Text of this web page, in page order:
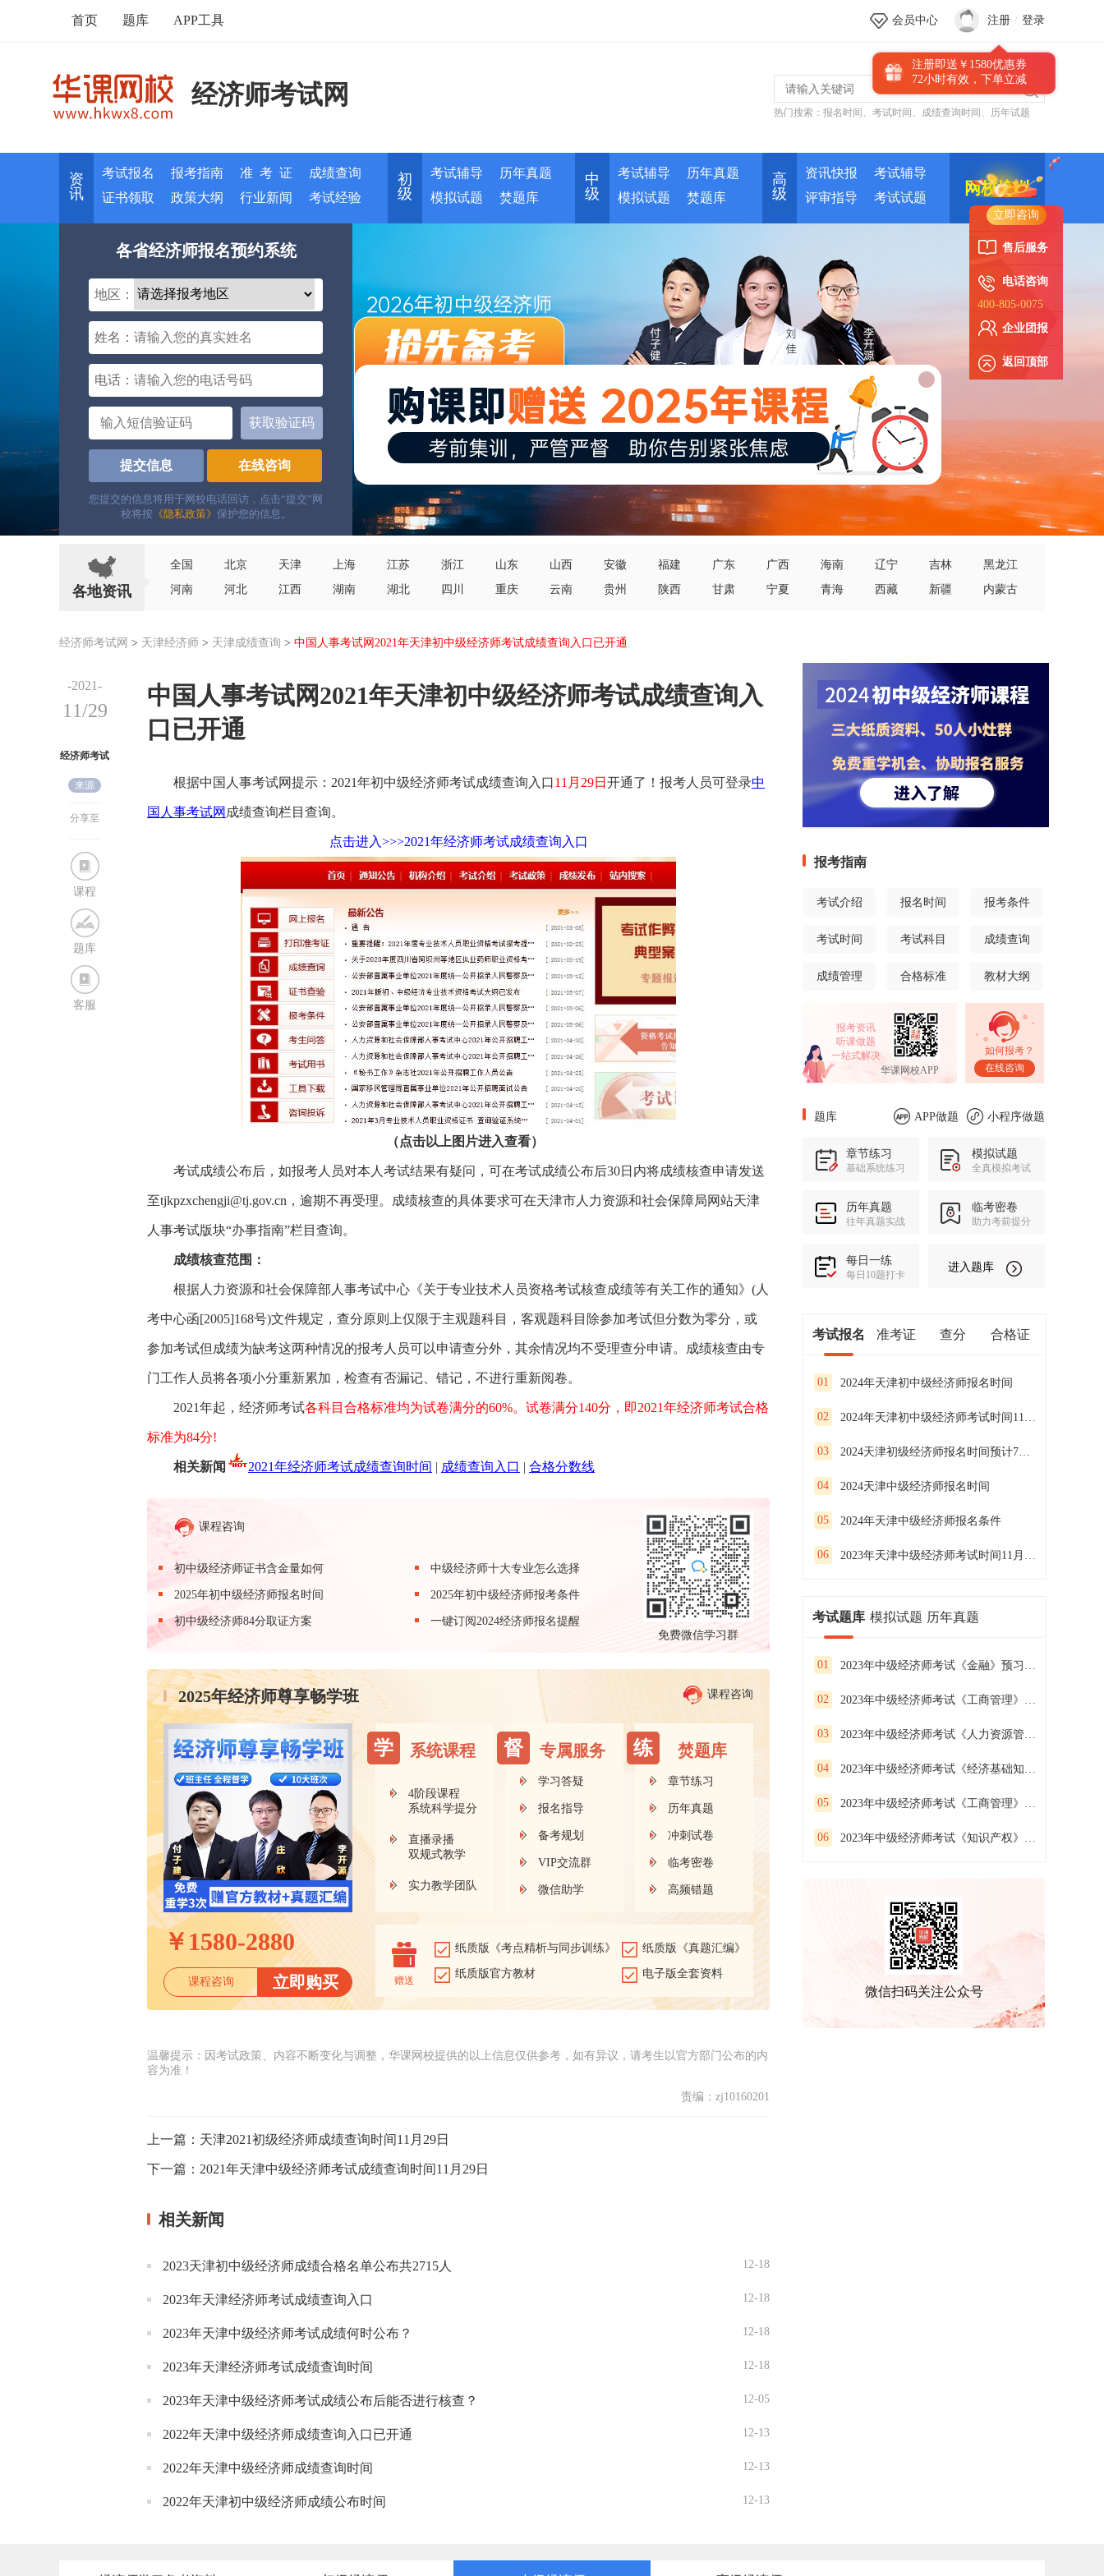
立即咨询
售后服务
电话咨询
400-805-0075
企业团报
返回顶部
首页 题库 APP工具 会员中心 注册 / 登录
注册即送￥1580优惠券
72小时有效，下单立减
经济师考试网
热门搜索： 报名时间 、 考试时间 、 成绩查询时间 、 历年试题
资
讯
考试报名 报考指南 准 考 证
成绩查询
证书领取
政策大纲 行业新闻 考试经验
初
级
考试辅导
历年真题
模拟试题
焚题库
中
级
考试辅导
历年真题
模拟试题
焚题库
高
级
资讯快报
考试辅导
评审指导
考试试题
网校培训
各省经济师报名预约系统
地区：
姓名：
电话：
获取验证码
提交信息 在线咨询
您提交的信息将用于网校电话回访，点击“提交”网
校将按 《隐私政策》 保护您的信息。
各地资讯
全国 北京 天津 上海 江苏 浙江 山东 山西 安徽 福建 广东 广西 海南 辽宁 吉林
黑龙江
河南
河北 江西 湖南 湖北 四川 重庆 云南 贵州 陕西 甘肃 宁夏 青海 西藏 新疆 内蒙古
经济师考试网 > 天津经济师 > 天津成绩查询 > 中国人事考试网2021年天津初中级经济师考试成绩查询入口已开通
-2021-
11/29
经济师考试
网
来源
分享至
课程
题库
客服
中国人事考试网2021年天津初中级经济师考试成绩查询入
口已开通
根据中国人事考试网提示：2021年初中级经济师考试成绩查询入口11月29日 开通了！报考人员可登录中
国人事考试网 成绩查询栏目查询。
点击进入>>>2021年经济师考试成绩查询入口
（点击以上图片进入查看）
考试成绩公布后，如报考人员对本人考试结果有疑问，可在考试成绩公布后30日内将成绩核查申请发送
至tjkpzxchengji@tj.gov.cn，逾期不再受理。成绩核查的具体要求可在天津市人力资源和社会保障局网站天津
人事考试版块“办事指南”栏目查询。
成绩核查范围：
根据人力资源和社会保障部人事考试中心《关于专业技术人员资格考试核查成绩等有关工作的通知》(人
考中心函[2005]168号)文件规定，查分原则上仅限于主观题科目，客观题科目除参加考试但分数为零分，或
参加考试但成绩为缺考这两种情况的报考人员可以申请查分外，其余情况均不受理查分申请。成绩核查由专
门工作人员将各项小分重新累加，检查有否漏记、错记，不进行重新阅卷。
2021年起，经济师考试各科目合格标准均为试卷满分的60%。试卷满分140分，即2021年经济师考试合格
标准为84分!
相关新闻 2021年经济师考试成绩查询时间 | 成绩查询入口 | 合格分数线
课程咨询
初中级经济师证书含金量如何 中级经济师十大专业怎么选择
2025年初中级经济师报名时间 2025年初中级经济师报考条件
初中级经济师84分取证方案
一键订阅2024经济师报名提醒
免费微信学习群
2025年经济师尊享畅学班 课程咨询
￥ 1580-2880
课程咨询 立即购买
学 系统课程
4阶段课程
系统科学提分
直播录播
双规式教学
实力教学团队
督 专属服务
学习答疑
报名指导
备考规划
VIP交流群
微信助学
练 焚题库
章节练习
历年真题
冲刺试卷
临考密卷
高频错题
赠送
纸质版《考点精析与同步训练》 纸质版《真题汇编》
纸质版官方教材 电子版全套资料
温馨提示：因考试政策、内容不断变化与调整，华课网校提供的以上信息仅供参考，如有异议，请考生以官方部门公布的内
容为准！
责编：zj10160201
上一篇： 天津2021初级经济师成绩查询时间11月29日
下一篇： 2021年天津中级经济师考试成绩查询时间11月29日
相关新闻
2023天津初中级经济师成绩合格名单公布共2715人 12-18
2023年天津经济师考试成绩查询入口 12-18
2023年天津中级经济师考试成绩何时公布？ 12-18
2023年天津经济师考试成绩查询时间 12-18
2023年天津中级经济师考试成绩公布后能否进行核查？ 12-05
2022年天津中级经济师成绩查询入口已开通 12-13
2022年天津中级经济师成绩查询时间 12-13
2022年天津初中级经济师成绩公布时间 12-13
报考指南
考试介绍 报名时间 报考条件
考试时间 考试科目 成绩查询
成绩管理 合格标准 教材大纲
报考资讯
听课做题
一站式解决
华课网校APP
如何报考？
在线咨询
题库 APP做题 小程序做题
章节练习
基础系统练习
模拟试题
全真模拟考试
历年真题
往年真题实战
临考密卷
助力考前提分
每日一练
每日10题打卡
进入题库
考试报名 准考证 查分 合格证
01 2024年天津初中级经济师报名时间
02 2024年天津初中级经济师考试时间11月16、17日
03 2024天津初级经济师报名时间预计7月底开始
04 2024天津中级经济师报名时间
05 2024年天津中级经济师报名条件
06 2023年天津中级经济师考试时间11月11、12日
考试题库 模拟试题 历年真题
01 2023年中级经济师考试《金融》预习试卷（二）
02 2023年中级经济师考试《工商管理》预习试卷（一）
03 2023年中级经济师考试《人力资源管理》预习试卷（三）
04 2023年中级经济师考试《经济基础知识》预习试卷（二）
05 2023年中级经济师考试《工商管理》预习试卷（三）
06 2023年中级经济师考试《知识产权》预习试卷（二）
微信扫码关注公众号